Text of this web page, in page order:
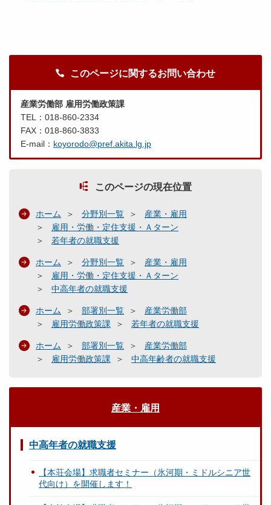
このページに関するお問い合わせ
産業労働部 雇用労働政策課
TEL：018-860-2334
FAX：018-860-3833
E-mail： koyorodo@pref.akita.lg.jp
このページの現在位置
ホーム 分野別一覧
産業・雇用
雇用・労働・定住支援・Ａターン
若年者の就職支援
ホーム 分野別一覧
産業・雇用
雇用・労働・定住支援・Ａターン
中高年者の就職支援
ホーム 部署別一覧
産業労働部
雇用労働政策課
若年者の就職支援
ホーム 部署別一覧
産業労働部
雇用労働政策課
中高年齢者の就職支援
産業・雇用
中高年者の就職支援
【本荘会場】求職者セミナー（氷河期・ミドルシニア世
代向け）を開催します！